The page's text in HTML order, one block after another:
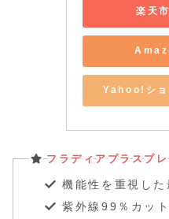
楽天
Yahoo!ショ
フラディアプラスプ
機能性を重視し
紫外線99％カッ